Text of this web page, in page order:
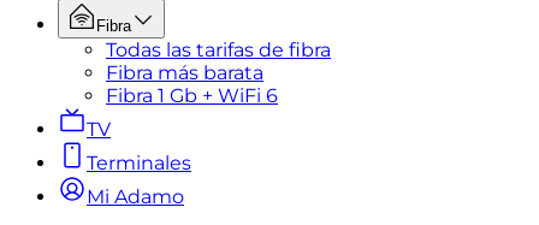
Fibra
Todas las tarifas de fibra
Fibra más barata
Fibra 1 Gb + WiFi 6
TV
Terminales
Mi Adamo